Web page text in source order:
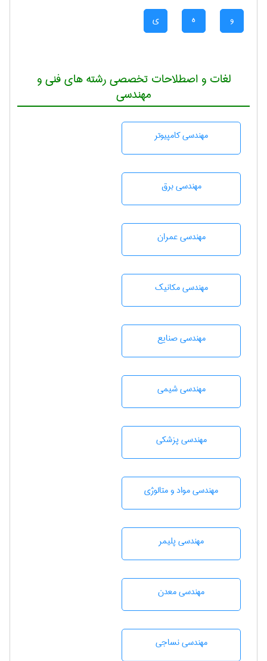
و ه ی
لغات و اصطلاحات تخصصی رشته های فنی و
مهندسی
مهندسی كامپيوتر
مهندسی برق
مهندسی عمران
مهندسی مکانیک
مهندسی صنايع
مهندسي شيمی
مهندسی پزشکی
مهندسی مواد و متالوژی
مهندسی پليمر
مهندسی معدن
مهندسي نساجی